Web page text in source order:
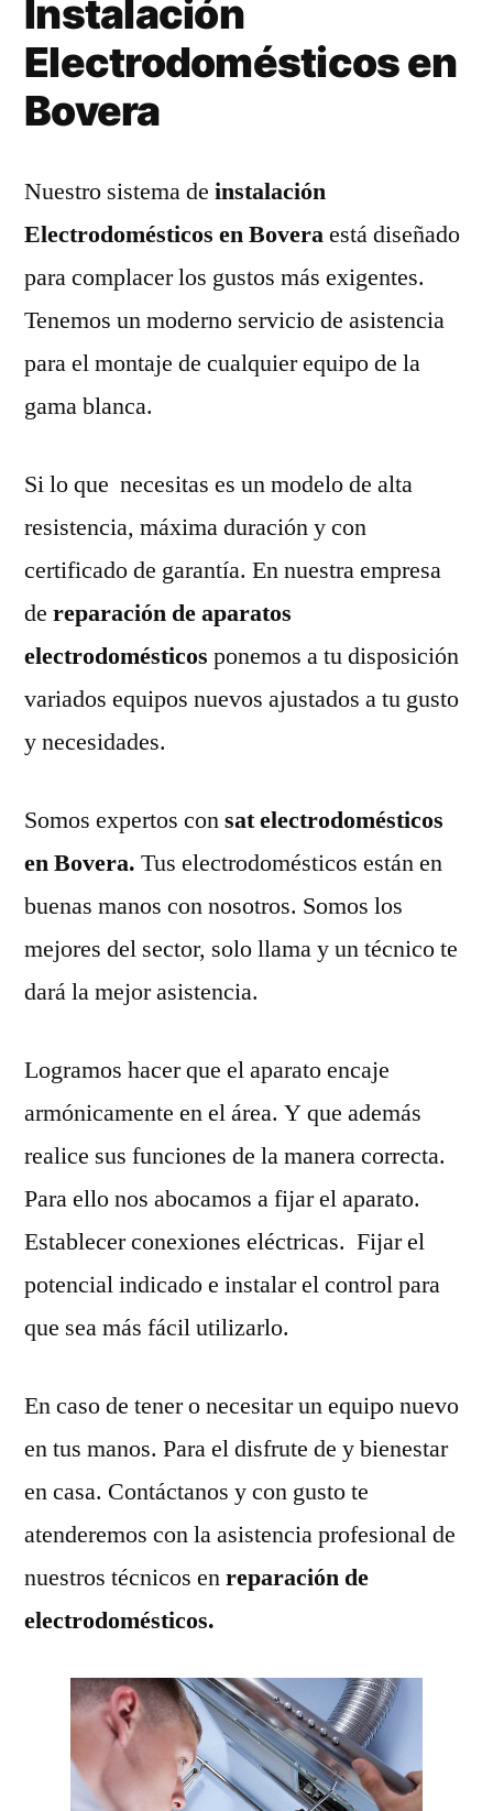
Instalación
Electrodomésticos en
Bovera
Nuestro sistema de instalación
Electrodomésticos en Boveraestá diseñado
para complacer los gustos más exigentes.
Tenemos un moderno servicio de asistencia
para el montaje de cualquier equipo de la
gama blanca.
Si lo que necesitas es un modelo de alta
resistencia, máxima duración y con
certificado de garantía. En nuestra empresa
de reparación de aparatos
electrodomésticos ponemos a tu disposición
variados equipos nuevos ajustados a tu gusto
y necesidades.
Somos expertos consat electrodomésticos
en Bovera. Tus electrodomésticos están en
buenas manos con nosotros. Somos los
mejores del sector, solo llama y un técnico te
dará la mejor asistencia.
Logramos hacer que el aparato encaje
armónicamente en el área. Y que además
realice sus funciones de la manera correcta.
Para ello nos abocamos a fijar el aparato.
Establecer conexiones eléctricas. Fijar el
potencial indicado e instalar el control para
que sea más fácil utilizarlo.
En caso de tener o necesitar un equipo nuevo
en tus manos. Para el disfrute de y bienestar
en casa. Contáctanos y con gusto te
atenderemos con la asistencia profesional de
nuestros técnicos enreparación de
electrodomésticos.